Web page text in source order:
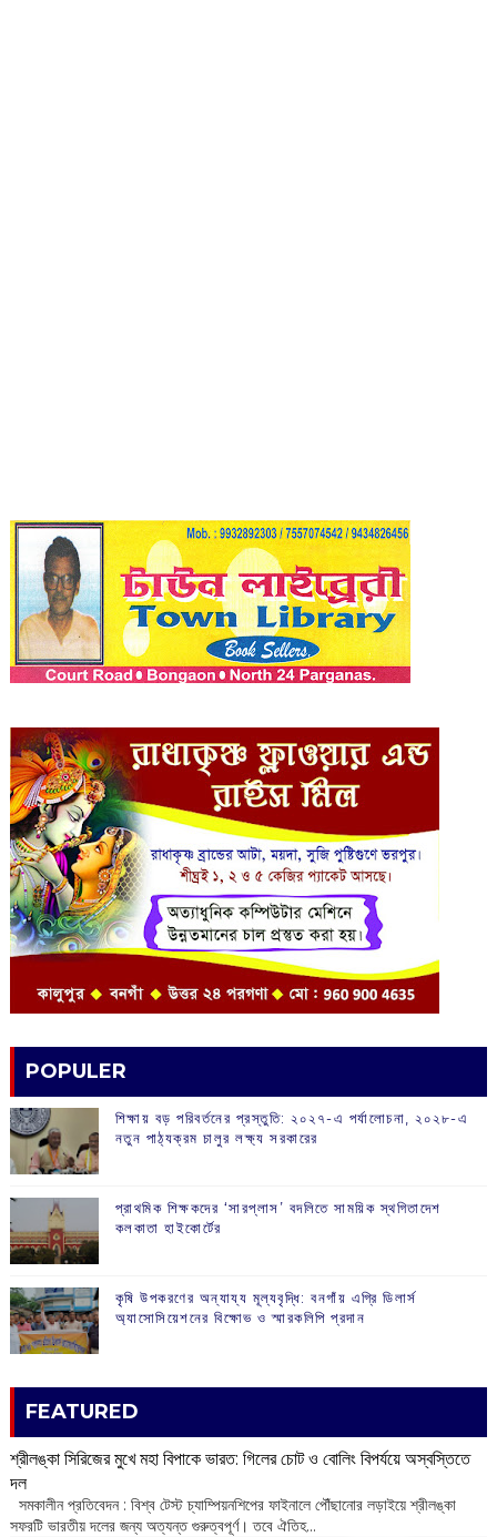
POPULER
শিক্ষায় বড় পরিবর্তনের প্রস্তুতি: ২০২৭-এ পর্যালোচনা, ২০২৮-এ
নতুন পাঠ্যক্রম চালুর লক্ষ্য সরকারের
প্রাথমিক শিক্ষকদের ‘সারপ্লাস’ বদলিতে সাময়িক স্থগিতাদেশ
কলকাতা হাইকোর্টের
কৃষি উপকরণের অন্যায্য মূল্যবৃদ্ধি: বনগাঁয় এগ্রি ডিলার্স
অ্যাসোসিয়েশনের বিক্ষোভ ও স্মারকলিপি প্রদান
FEATURED
শ্রীলঙ্কা সিরিজের মুখে মহা বিপাকে ভারত: গিলের চোট ও বোলিং বিপর্যয়ে অস্বস্তিতে
দল
‌ সমকালীন প্রতিবেদন : বিশ্ব টেস্ট চ্যাম্পিয়নশিপের ফাইনালে পৌঁছানোর লড়াইয়ে শ্রীলঙ্কা
সফরটি ভারতীয় দলের জন্য অত্যন্ত গুরুত্বপূর্ণ। তবে ঐতিহ...